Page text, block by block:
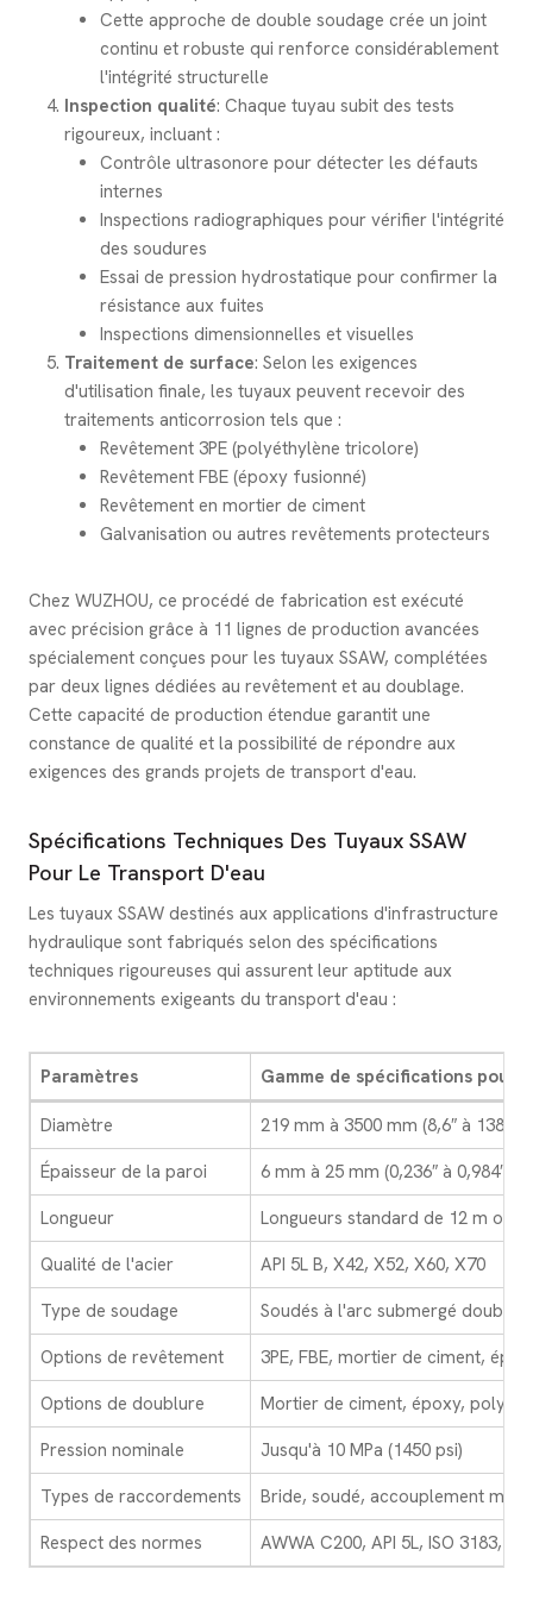
Cette approche de double soudage crée un joint
continu et robuste qui renforce considérablement
l'intégrité structurelle
Inspection qualité: Chaque tuyau subit des tests
rigoureux, incluant :
Contrôle ultrasonore pour détecter les défauts
internes
Inspections radiographiques pour vérifier l'intégrité
des soudures
Essai de pression hydrostatique pour confirmer la
résistance aux fuites
Inspections dimensionnelles et visuelles
Traitement de surface: Selon les exigences
d'utilisation finale, les tuyaux peuvent recevoir des
traitements anticorrosion tels que :
Revêtement 3PE (polyéthylène tricolore)
Revêtement FBE (époxy fusionné)
Revêtement en mortier de ciment
Galvanisation ou autres revêtements protecteurs
Chez WUZHOU, ce procédé de fabrication est exécuté
avec précision grâce à 11 lignes de production avancées
spécialement conçues pour les tuyaux SSAW, complétées
par deux lignes dédiées au revêtement et au doublage.
Cette capacité de production étendue garantit une
constance de qualité et la possibilité de répondre aux
exigences des grands projets de transport d'eau.
Spécifications Techniques Des Tuyaux SSAW
Pour Le Transport D'eau
Les tuyaux SSAW destinés aux applications d'infrastructure
hydraulique sont fabriqués selon des spécifications
techniques rigoureuses qui assurent leur aptitude aux
environnements exigeants du transport d'eau :
Paramètres Gamme de spécifications pour
Diamètre
219 mm à 3500 mm (8,6″ à 138″)
Épaisseur de la paroi
6 mm à 25 mm (0,236″ à 0,984″)
Longueur
Longueurs standard de 12 m ou
Qualité de l'acier
API 5L B, X42, X52, X60, X70
Type de soudage
Soudés à l'arc submergé double
Options de revêtement
3PE, FBE, mortier de ciment,
Options de doublure
Mortier de ciment, époxy,
Pression nominale
Jusqu'à 10 MPa (1450 psi)
Types de raccordements
Bride, soudé, accouplement
Respect des normes
AWWA C200, API 5L, ISO 3183,